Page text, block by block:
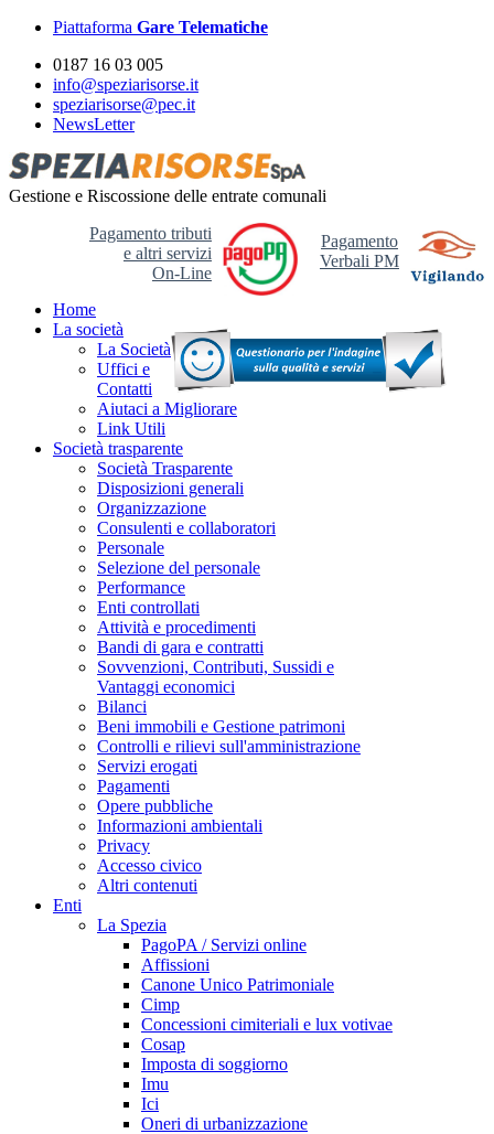
Piattaforma Gare Telematiche
0187 16 03 005
info@speziarisorse.it
speziarisorse@pec.it
NewsLetter
Gestione e Riscossione delle entrate comunali
Pagamento
Verbali PM
Pagamento tributi
e altri servizi
On-Line
Home
La società
La Società
Uffici e
Contatti
Aiutaci a Migliorare
Link Utili
Società trasparente
Società Trasparente
Disposizioni generali
Organizzazione
Consulenti e collaboratori
Personale
Selezione del personale
Performance
Enti controllati
Attività e procedimenti
Bandi di gara e contratti
Sovvenzioni, Contributi, Sussidi e
Vantaggi economici
Bilanci
Beni immobili e Gestione patrimoni
Controlli e rilievi sull'amministrazione
Servizi erogati
Pagamenti
Opere pubbliche
Informazioni ambientali
Privacy
Accesso civico
Altri contenuti
Enti
La Spezia
PagoPA / Servizi online
Affissioni
Canone Unico Patrimoniale
Cimp
Concessioni cimiteriali e lux votivae
Cosap
Imposta di soggiorno
Imu
Ici
Oneri di urbanizzazione